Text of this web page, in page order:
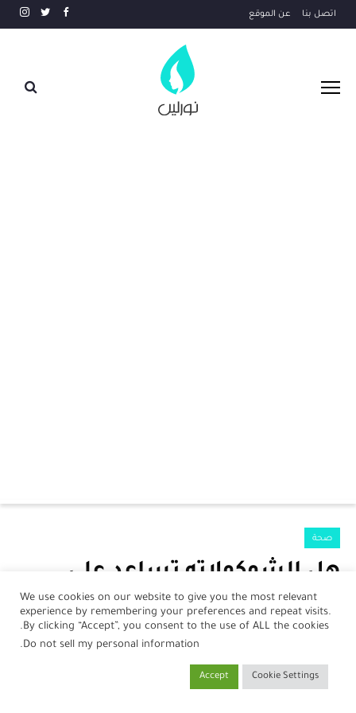
اتصل بنا عن الموقع
جمال
صحة
صحة
هل الشوكولاته تساعد على
النوم بشكل أفضل
بواسطةنورلين أحمدفي 18 فبراير، 2024
We use cookies on our website to give you the most relevant
experience by remembering your preferences and repeat visits.
By clicking “Accept”, you consent to the use of ALL the cookies.
Do not sell my personal information
.
Cookie Settings
Accept